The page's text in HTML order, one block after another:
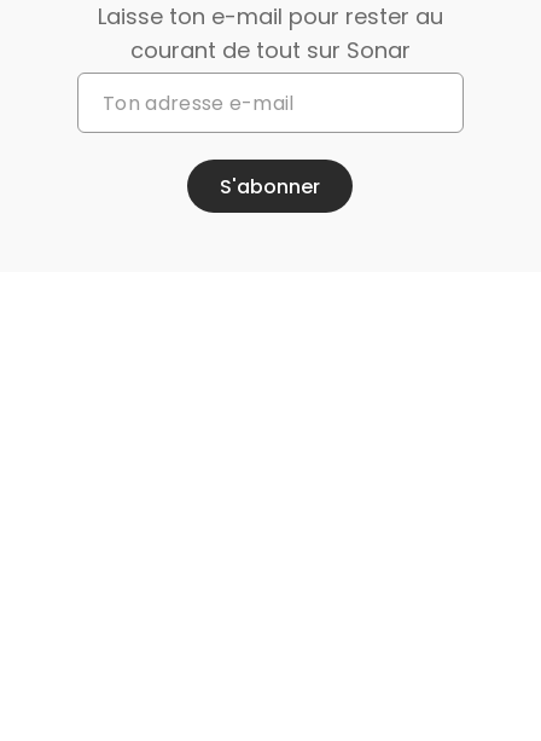
Laisse ton e-mail pour rester au
courant de tout sur Sonar
S'abonner